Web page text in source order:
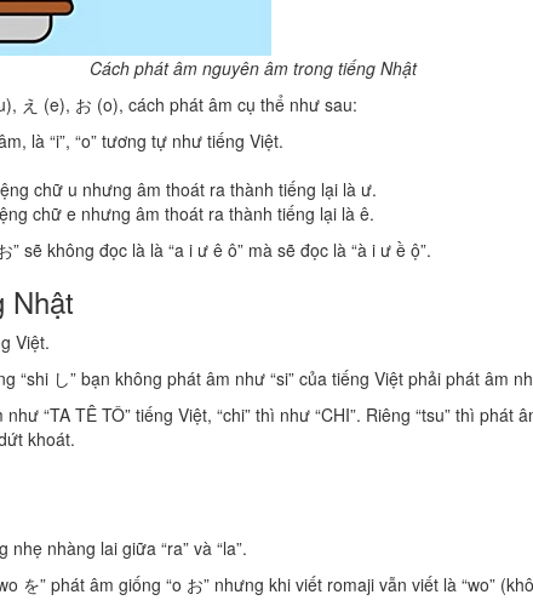
Cách phát âm nguyên âm trong tiếng Nhật
え (e), お (o), cách phát âm cụ thể như sau:
là “i”, “o” tương tự như tiếng Việt.
chữ u nhưng âm thoát ra thành tiếng lại là ư.
chữ e nhưng âm thoát ra thành tiếng lại là ê.
sẽ không đọc là là “a i ư ê ô” mà sẽ đọc là “à i ư ề ộ”.
Nhật
Việt.
“shi し” bạn không phát âm như “si” của tiếng Việt phải phát âm
“TA TÊ TÔ” tiếng Việt, “chi” thì như “CHI”. Riêng “tsu” thì
khoát.
nhàng lai giữa “ra” và “la”.
を” phát âm giống “o お” nhưng khi viết romaji vẫn viết là “wo”